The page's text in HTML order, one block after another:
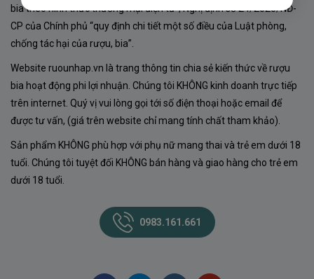
bia theo hình thức thương mại điện tử”; Nghị định số 24/2020/NĐ-
CP của Chính phủ “quy định chi tiết một số điều của Luật phòng,
chống tác hại của rượu, bia”.
Website ruounhap.vn là trang thông tin chia sẻ kiến thức về rượu
bia hoạt động phi lợi nhuận. Chúng tôi KHÔNG kinh doanh trực tiếp
trên internet. Quý vị vui lòng gọi tới số điện thoại hoặc email để
được tư vấn, (giá trên website chỉ mang tính chất tham khảo).
Sản phẩm KHÔNG phù hợp với phụ nữ mang thai và trẻ em dưới 18
tuổi. Chúng tôi tuyệt đối KHÔNG bán hàng và giao hàng cho trẻ em
dưới 18 tuổi.
0983.161.661